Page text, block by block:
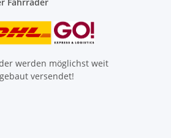
werden möglichst weit
versendet!